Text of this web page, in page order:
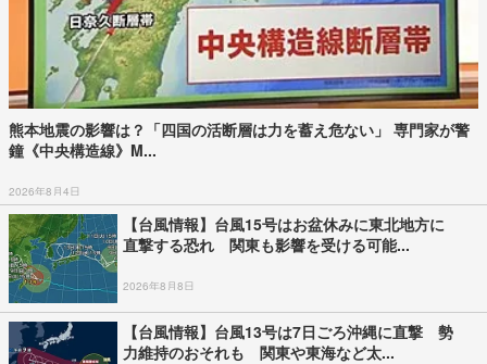
熊本地震の影響は？「四国の活断層は力を蓄え危ない」 専門家が警
鐘《中央構造線》M...
2026年8月4日
【台風情報】台風15号はお盆休みに東北地方に
直撃する恐れ 関東も影響を受ける可能...
2026年8月8日
【台風情報】台風13号は7日ごろ沖縄に直撃 勢
力維持のおそれも 関東や東海など太...